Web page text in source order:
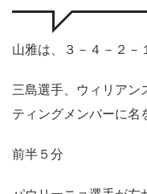
山雅は、３－４－２－
三島選手、ウィリアン
ティングメンバーに名
前半５分